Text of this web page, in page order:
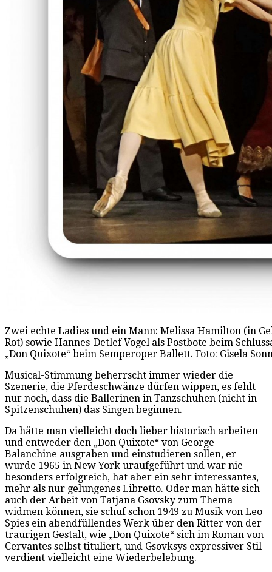
Zwei echte Ladies und ein Mann: Melissa Hamilton (in
Rot) sowie Hannes-Detlef Vogel als Postbote beim
„Don Quixote“ beim Semperoper Ballett. Foto: Gisela
Musical-Stimmung beherrscht immer wieder die
Szenerie, die Pferdeschwänze dürfen wippen, es fehlt
nur noch, dass die Ballerinen in Tanzschuhen (nicht in
Spitzenschuhen) das Singen beginnen.
Da hätte man vielleicht doch lieber historisch arbeiten
und entweder den „Don Quixote“ von George
Balanchine ausgraben und einstudieren sollen, er
wurde 1965 in New York uraufgeführt und war nie
besonders erfolgreich, hat aber ein sehr interessantes,
mehr als nur gelungenes Libretto. Oder man hätte sich
auch der Arbeit von Tatjana Gsovsky zum Thema
widmen können, sie schuf schon 1949 zu Musik von Leo
Spies ein abendfüllendes Werk über den Ritter von der
traurigen Gestalt, wie „Don Quixote“ sich im Roman von
Cervantes selbst tituliert, und Gsovksys expressiver Stil
verdient vielleicht eine Wiederbelebung.